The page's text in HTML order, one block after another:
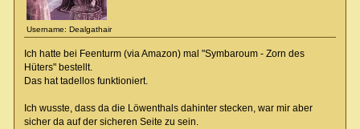
Username: Dealgathair
Ich hatte bei Feenturm (via Amazon) mal "Symbaroum - Zorn des
Hüters" bestellt.
Das hat tadellos funktioniert.
Ich wusste, dass da die Löwenthals dahinter stecken, war mir aber
sicher da auf der sicheren Seite zu sein.